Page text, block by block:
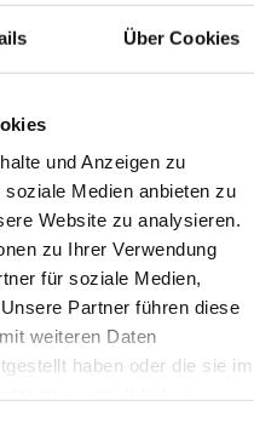
Über Cookies
und Anzeigen zu
Medien anbieten zu
Website zu analysieren.
zu Ihrer Verwendung
für soziale Medien,
Partner führen diese
weiteren Daten
haben oder die sie im
PV7-2X/20-
vergleichen